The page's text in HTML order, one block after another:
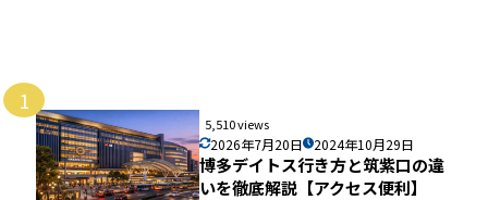
1
5,510 views
2026年7月20日 2024年10月29日
博多デイトス行き方と筑紫口の違
いを徹底解説【アクセス便利】